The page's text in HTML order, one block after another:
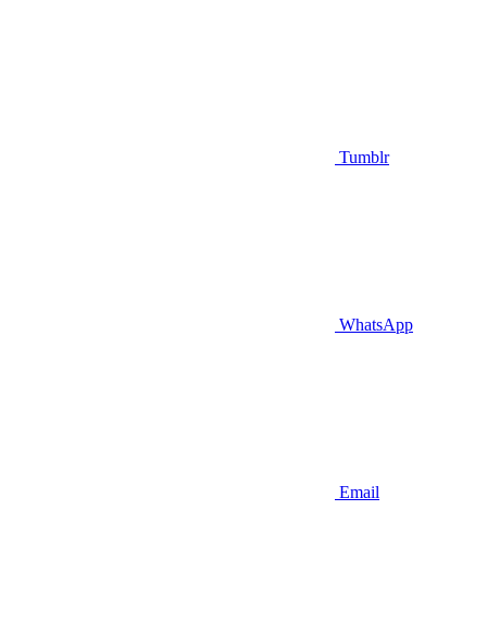
Tumblr
WhatsApp
Email